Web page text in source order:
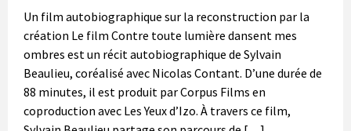
Un film autobiographique sur la reconstruction par la
création Le film Contre toute lumière dansent mes
ombres est un récit autobiographique de Sylvain
Beaulieu, coréalisé avec Nicolas Contant. D’une durée de
88 minutes, il est produit par Corpus Films en
coproduction avec Les Yeux d’Izo. À travers ce film,